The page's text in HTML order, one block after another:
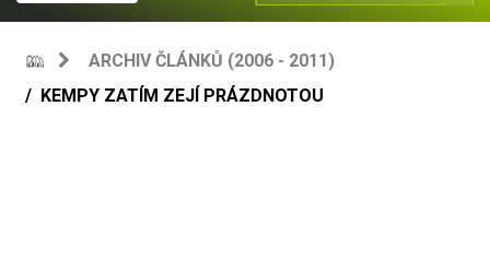
ARCHIV ČLÁNKŮ (2006 - 2011)
KEMPY ZATÍM ZEJÍ PRÁZDNOTOU